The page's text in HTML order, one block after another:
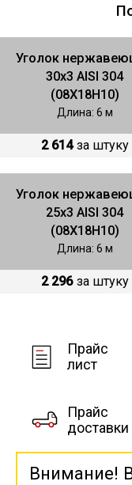
Уголок
30х3 AISI 304
(08Х18Н10)
Длина: 6 м
2 614 за штуку
Уголок
25x3 AISI 304
(08Х18Н10)
Длина: 6 м
2 296 за штуку
Прайс
лист
Прайс
доставки
Внимание!